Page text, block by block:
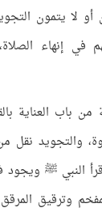
أو لا يتمون
في إنهاء
باب العناية
والتجويد نقل
قرأ النبي ﷺ
وترقيق